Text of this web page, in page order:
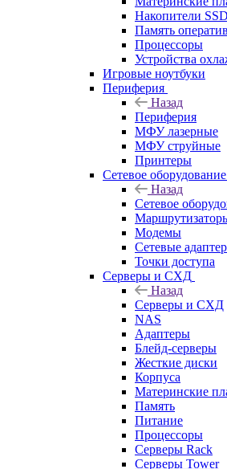
Накопители SSD
Память
Процессоры
Устройства
Игровые ноутбуки
Периферия
Назад
Периферия
МФУ лазерные
МФУ струйные
Принтеры
Сетевое оборудование
Назад
Сетевое
Модемы
Сетевые
Точки доступа
Серверы и СХД
Назад
Серверы и СХД
NAS
Адаптеры
Блейд-серверы
Жесткие диски
Корпуса
Материнские
Память
Питание
Процессоры
Серверы Rack
Серверы Tower